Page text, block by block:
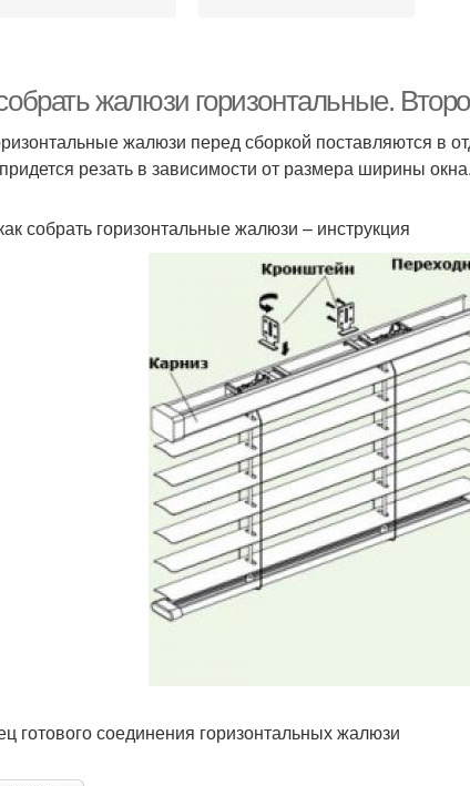
жалюзи горизонтальные.
жалюзи перед сборкой поставляются в
резать в зависимости от размера ширины окна.
собрать горизонтальные жалюзи – инструкция
готового соединения горизонтальных жалюзи